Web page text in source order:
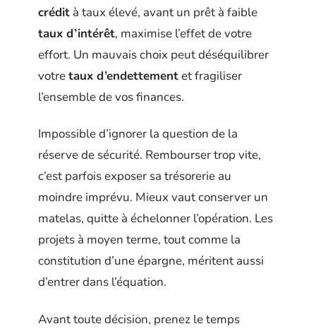
crédit à taux élevé, avant un prêt à faible
taux d’intérêt, maximise l’effet de votre
effort. Un mauvais choix peut déséquilibrer
votretaux d’endettementet fragiliser
l’ensemble de vos finances.
Impossible d’ignorer la question de la
réserve de sécurité. Rembourser trop vite,
c’est parfois exposer sa trésorerie au
moindre imprévu. Mieux vaut conserver un
matelas, quitte à échelonner l’opération. Les
projets à moyen terme, tout comme la
constitution d’une épargne, méritent aussi
d’entrer dans l’équation.
Avant toute décision, prenez le temps